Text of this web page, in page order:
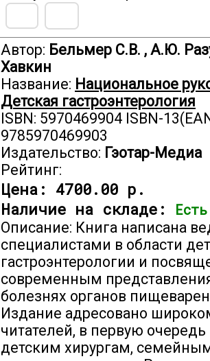
Автор: Бельмер С.В. , А.Ю.
Хавкин
Название: Национальное
Детская гастроэнтерология
ISBN: 5970469904 ISBN-
9785970469903
Издательство: Гэотар-Медиа
Рейтинг:
Цена: 4700.00 р.
Наличие на складе:
Описание: Книга написана
специалистами в области
гастроэнтерологии и
современным
болезнях органов
Издание адресовано
читателей, в первую
детским хирургам,